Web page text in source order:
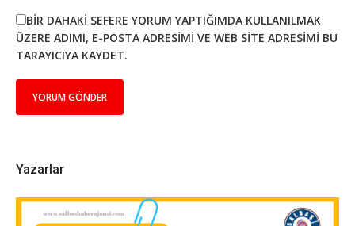
BIR DAHAKI SEFERE YORUM YAPTIĞIMDA KULLANILMAK
ÜZERE ADIMI, E-POSTA ADRESIMI VE WEB SITE ADRESIMI BU
TARAYICIYA KAYDET.
Yazarlar